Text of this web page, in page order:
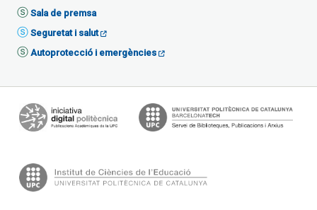
Sala de premsa
Seguretat i salut
Autoprotecció i emergències